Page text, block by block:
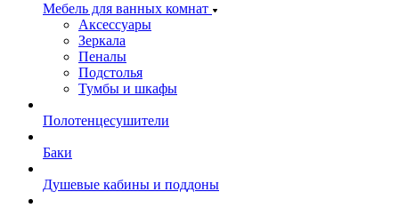
Мебель для ванных комнат
Аксессуары
Зеркала
Пеналы
Подстолья
Тумбы и шкафы
Полотенцесушители
Баки
Душевые кабины и поддоны